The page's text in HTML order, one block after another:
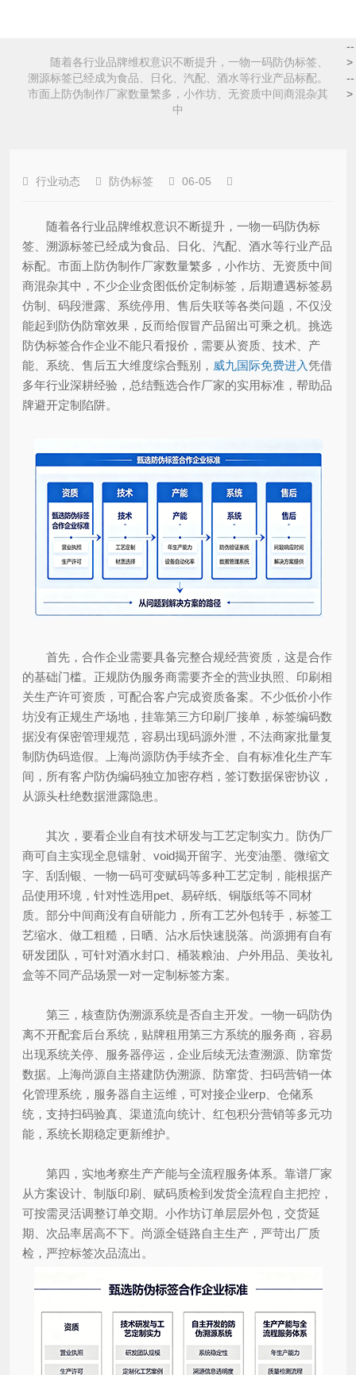
随着各行业品牌维权意识不断提升，一物一码防伪标签、
溯源标签已经成为食品、日化、汽配、酒水等行业产品标配。
市面上防伪制作厂家数量繁多，小作坊、无资质中间商混杂其
中
行业动态 防伪标签 06-05
随着各行业品牌维权意识不断提升，一物一码防伪标
签、溯源标签已经成为食品、日化、汽配、酒水等行业产品
标配。市面上防伪制作厂家数量繁多，小作坊、无资质中间
商混杂其中，不少企业贪图低价定制标签，后期遭遇标签易
仿制、码段泄露、系统停用、售后失联等各类问题，不仅没
能起到防伪防窜效果，反而给假冒产品留出可乘之机。挑选
防伪标签合作企业不能只看报价，需要从资质、技术、产
能、系统、售后五大维度综合甄别， 威九国际免费进入凭借
多年行业深耕经验，总结甄选合作厂家的实用标准，帮助品
牌避开定制陷阱。
首先，合作企业需要具备完整合规经营资质，这是合作
的基础门槛。正规防伪服务商需要齐全的营业执照、印刷相
关生产许可资质，可配合客户完成资质备案。不少低价小作
坊没有正规生产场地，挂靠第三方印刷厂接单，标签编码数
据没有保密管理规范，容易出现码源外泄，不法商家批量复
制防伪码造假。上海尚源防伪手续齐全、自有标准化生产车
间，所有客户防伪编码独立加密存档，签订数据保密协议，
从源头杜绝数据泄露隐患。
其次，要看企业自有技术研发与工艺定制实力。防伪厂
商可自主实现全息镭射、void揭开留字、光变油墨、微缩文
字、刮刮银、一物一码可变赋码等多种工艺定制，能根据产
品使用环境，针对性选用pet、易碎纸、铜版纸等不同材
质。部分中间商没有自研能力，所有工艺外包转手，标签工
艺缩水、做工粗糙，日晒、沾水后快速脱落。尚源拥有自有
研发团队，可针对酒水封口、桶装粮油、户外用品、美妆礼
盒等不同产品场景一对一定制标签方案。
第三，核查防伪溯源系统是否自主开发。一物一码防伪
离不开配套后台系统，贴牌租用第三方系统的服务商，容易
出现系统关停、服务器停运，企业后续无法查溯源、防窜货
数据。上海尚源自主搭建防伪溯源、防窜货、扫码营销一体
化管理系统，服务器自主运维，可对接企业erp、仓储系
统，支持扫码验真、渠道流向统计、红包积分营销等多元功
能，系统长期稳定更新维护。
第四，实地考察生产产能与全流程服务体系。靠谱厂家
从方案设计、制版印刷、赋码质检到发货全流程自主把控，
可按需灵活调整订单交期。小作坊订单层层外包，交货延
期、次品率居高不下。尚源全链路自主生产，严苛出厂质
检，严控标签次品流出。
--
>
--
>